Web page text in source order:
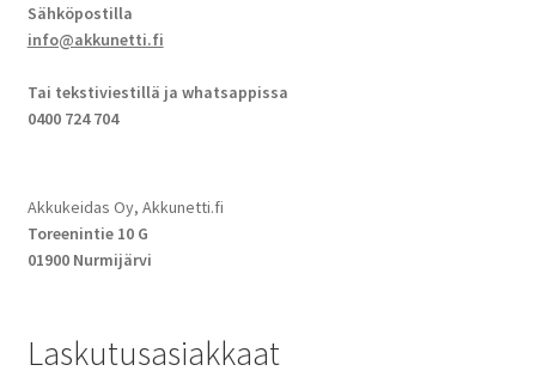
Sähköpostilla
info@akkunetti.fi
Tai tekstiviestillä ja whatsappissa
0400 724 704
Akkukeidas Oy, Akkunetti.fi
Toreenintie 10 G
01900 Nurmijärvi
Laskutusasiakkaat